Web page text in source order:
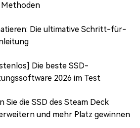
Methoden
Die ultimative Schritt-für-
Die beste SSD-
2026 im Test
Sie die SSD des Steam Deck
und mehr Platz gewinnen